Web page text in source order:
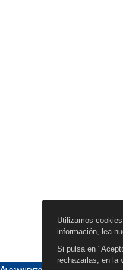
Utilizamos
información, lea
Si pulsa en
rechazarlas, en la